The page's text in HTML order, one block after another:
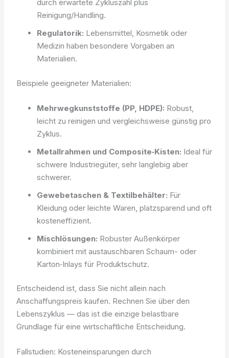
durch erwartete Zykluszahl plus
Reinigung/Handling.
Regulatorik: Lebensmittel, Kosmetik oder
Medizin haben besondere Vorgaben an
Materialien.
Beispiele geeigneter Materialien:
Mehrwegkunststoffe (PP, HDPE): Robust,
leicht zu reinigen und vergleichsweise günstig pro
Zyklus.
Metallrahmen und Composite‑Kisten: Ideal für
schwere Industriegüter, sehr langlebig aber
schwerer.
Gewebetaschen & Textilbehälter: Für
Kleidung oder leichte Waren, platzsparend und oft
kosteneffizient.
Mischlösungen: Robuster Außenkörper
kombiniert mit austauschbaren Schaum- oder
Karton‑Inlays für Produktschutz.
Entscheidend ist, dass Sie nicht allein nach
Anschaffungspreis kaufen. Rechnen Sie über den
Lebenszyklus — das ist die einzige belastbare
Grundlage für eine wirtschaftliche Entscheidung.
Fallstudien: Kosteneinsparungen durch